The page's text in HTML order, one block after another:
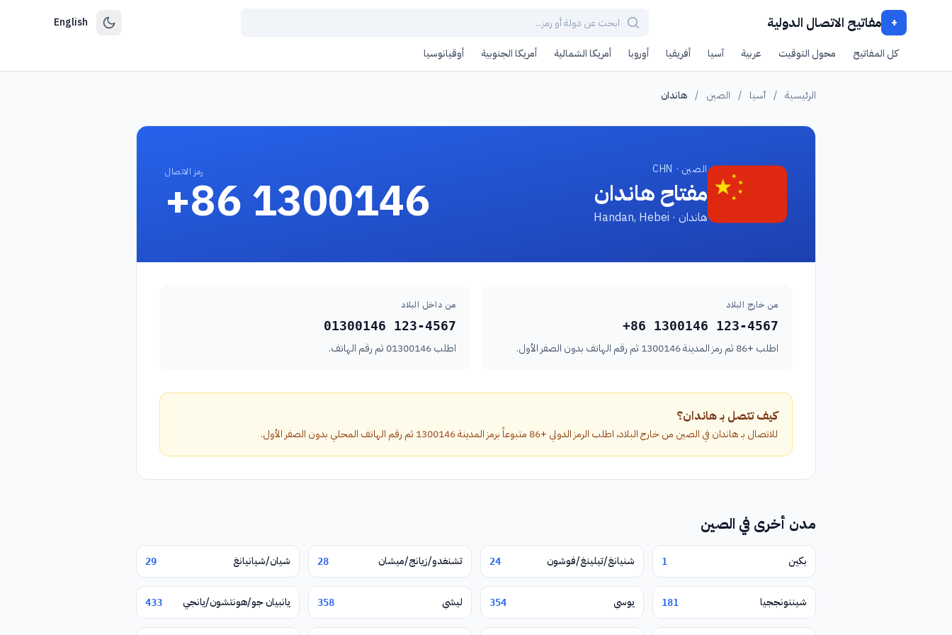
+ مفاتيح الاتصال الدولية English
كل المفاتيح محول التوقيت عربية آسيا أفريقيا أوروبا أمريكا الشمالية أمريكا الجنوبية أوقيانوسيا
الرئيسية / آسيا / الصين / هاندان
الصين · CHN
مفتاح هاندان
هاندان · Handan, Hebei
رمز الاتصال
+86 1300146
من خارج البلاد
+86 1300146 123-4567
اطلب +86 ثم رمز المدينة 1300146 ثم رقم الهاتف بدون الصفر الأول.
من داخل البلاد
01300146 123-4567
اطلب 01300146 ثم رقم الهاتف.
كيف تتصل بـ هاندان؟
للاتصال بـ هاندان في الصين من خارج البلاد، اطلب الرمز الدولي +86 متبوعاً برمز المدينة 1300146 ثم رقم الهاتف المحلي بدون الصفر الأول.
مدن أخرى في الصين
بكين 1 شنيانغ/تيلينغ/فوشون 24 تشنغدو/زيانج/ميشان 28 شيان/شيانيانغ 29
شيننونججيا 181 يوسي 354 ليشي 358 يانبيان جو/هونتشون/يانجي 433